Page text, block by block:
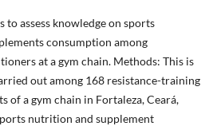
to assess knowledge on sports
consumption among
at a gym chain. Methods: This is
out among 168 resistance-training
of a gym chain in Fortaleza, Ceará,
nutrition and supplement